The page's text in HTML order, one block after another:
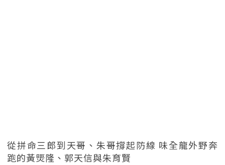
從拼命三郎到天哥、朱哥撐起防線 味全龍外野奔
跑的黃煚隆、郭天信與朱育賢